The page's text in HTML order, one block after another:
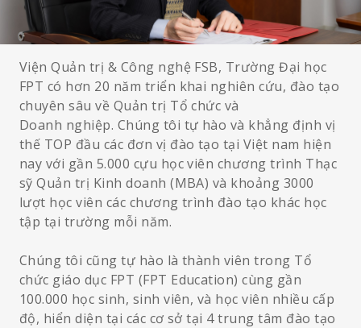
Viện Quản trị & Công nghệ FSB, Trường Đại học
FPT có hơn 20 năm triển khai nghiên cứu, đào tạo
chuyên sâu về Quản trị Tổ chức và
Doanh nghiệp. Chúng tôi tự hào và khẳng định vị
thế TOP đầu các đơn vị đào tạo tại Việt nam hiện
nay với gần 5.000 cựu học viên chương trình Thạc
sỹ Quản trị Kinh doanh (MBA) và khoảng 3000
lượt học viên các chương trình đào tạo khác học
tập tại trường mỗi năm.
Chúng tôi cũng tự hào là thành viên trong Tổ
chức giáo dục FPT (FPT Education) cùng gần
100.000 học sinh, sinh viên, và học viên nhiều cấp
độ, hiển diện tại các cơ sở tại 4 trung tâm đào tạo